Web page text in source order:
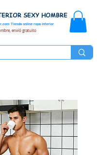
Tienda online ropa interior
SEXY HOMBRE
envió gratuito